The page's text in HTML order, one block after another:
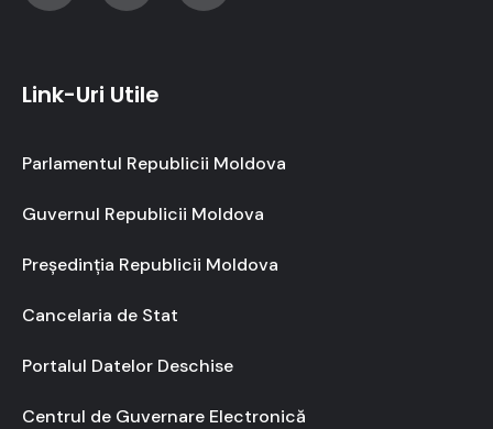
Link-Uri Utile
Parlamentul Republicii Moldova
Guvernul Republicii Moldova
Președinția Republicii Moldova
Cancelaria de Stat
Portalul Datelor Deschise
Centrul de Guvernare Electronică